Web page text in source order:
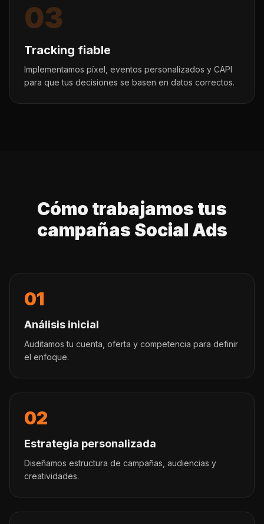
03
Tracking fiable
Implementamos píxel, eventos personalizados y CAPI
para que tus decisiones se basen en datos correctos.
Cómo trabajamos tus
campañas Social Ads
01
Análisis inicial
Auditamos tu cuenta, oferta y competencia para definir
el enfoque.
02
Estrategia personalizada
Diseñamos estructura de campañas, audiencias y
creatividades.